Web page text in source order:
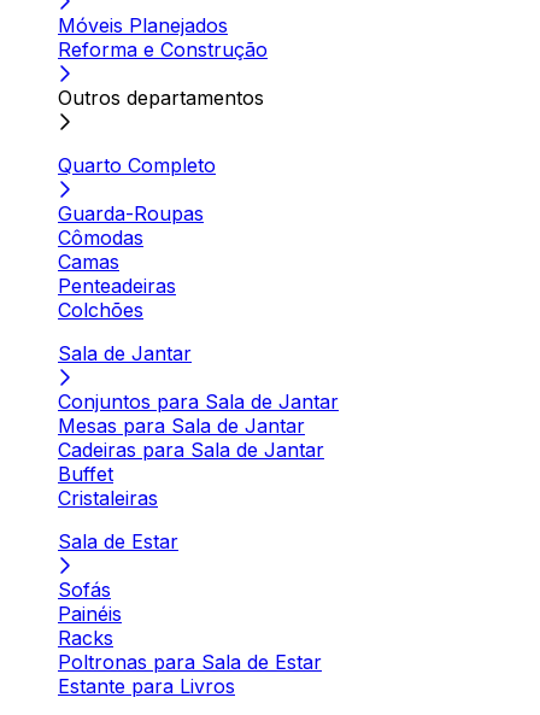
Móveis Planejados
Reforma e Construção
Outros departamentos
Quarto Completo
Guarda-Roupas
Cômodas
Camas
Penteadeiras
Colchões
Sala de Jantar
Conjuntos para Sala de Jantar
Mesas para Sala de Jantar
Cadeiras para Sala de Jantar
Buffet
Cristaleiras
Sala de Estar
Sofás
Painéis
Racks
Poltronas para Sala de Estar
Estante para Livros